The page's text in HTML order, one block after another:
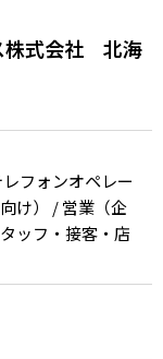
株式会社 北海
フォンオペレー
け） / 営業（企
ッフ・接客・店